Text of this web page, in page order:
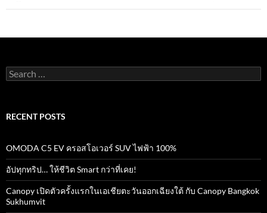
Search
for:
RECENT POSTS
OMODA C5 EV ครอสโอเวอร์ SUV ไฟฟ้า 100%
อัปทุกทริป… ให้ชีวิต Smart กว่าที่เคย!
Canopy เปิดตัวครั้งแรกในเอเชียตะวันออกเฉียงใต้ กับ Canopy Bangkok
Sukhumvit